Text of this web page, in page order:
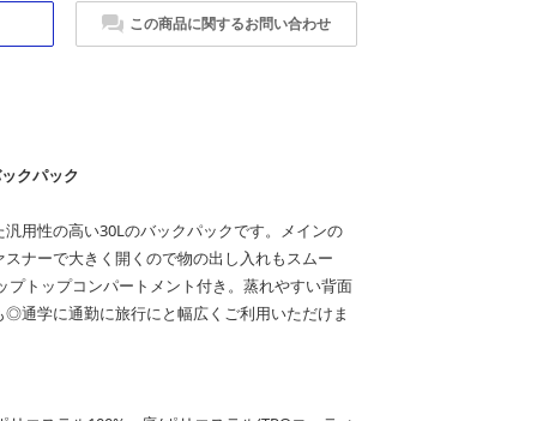
この商品に関するお問い合わせ
クパック
用性の高い30Lのバックパックです。メインの
ナーで大きく開くので物の出し入れもスムー
プトップコンパートメント付き。蒸れやすい背面
通学に通勤に旅行にと幅広くご利用いただけま